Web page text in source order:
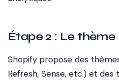
Étape 2 : Le thème
Shopify propose des
Refresh, Sense, etc.) et